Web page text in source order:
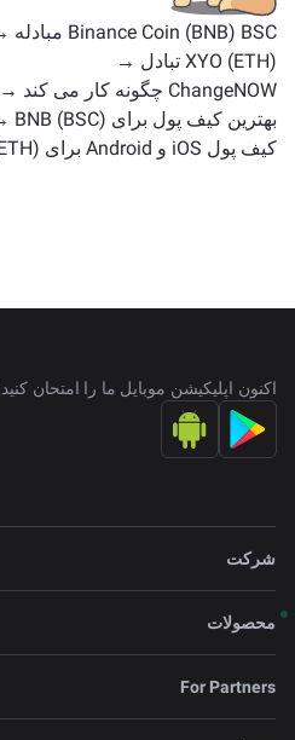
Binance Coin (BNB) BSC مبادله →
XYO (ETH) تبادل →
ChangeNOW چگونه کار می کند →
بهترین کیف پول برای BNB (BSC) →
کیف پول iOS و Android برای XYO (ETH) →
اکنون اپلیکیشن موبایل ما را امتحان کنید NOW
شرکت
محصولات
For Partners